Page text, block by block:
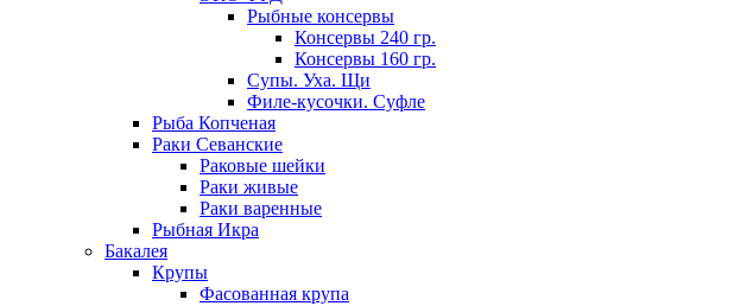
Рыбные консервы
Консервы 240 гр.
Консервы 160 гр.
Супы. Уха. Щи
Филе-кусочки. Суфле
Рыба Копченая
Раки Севанские
Раковые шейки
Раки живые
Раки варенные
Рыбная Икра
Бакалея
Крупы
Фасованная крупа